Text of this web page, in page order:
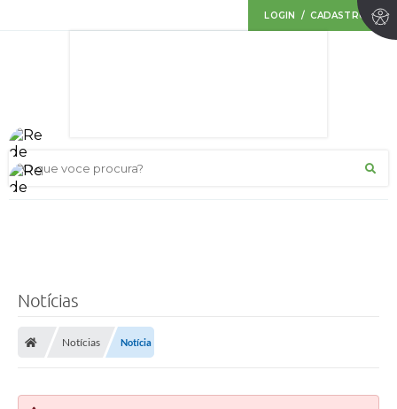
LOGIN / CADASTRO
O que voce procura?
Notícias
Notícias Notícia